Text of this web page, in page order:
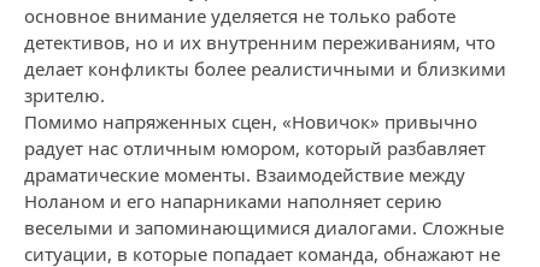
основное внимание уделяется не только работе
детективов, но и их внутренним переживаниям, что
делает конфликты более реалистичными и близкими
зрителю.
Помимо напряженных сцен, «Новичок» привычно
радует нас отличным юмором, который разбавляет
драматические моменты. Взаимодействие между
Ноланом и его напарниками наполняет серию
веселыми и запоминающимися диалогами. Сложные
ситуации, в которые попадает команда, обнажают не